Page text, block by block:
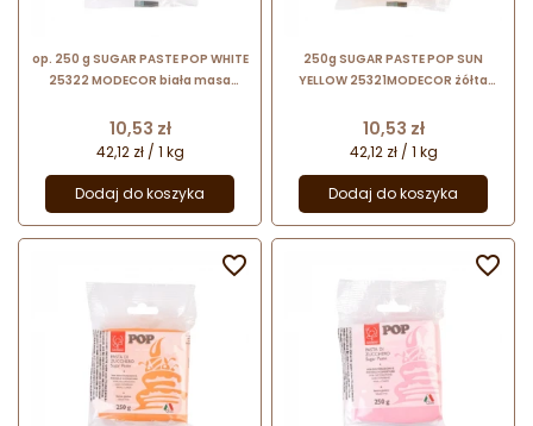
op. 250 g SUGAR PASTE POP WHITE
25322 MODECOR biała masa
Cena
10,53 zł
42,12 zł / 1 kg
Dodaj do koszyka
250g SUGAR PASTE POP SUN
YELLOW 25321MODECOR żółta
Cena
10,53 zł
42,12 zł / 1 kg
Dodaj do koszyka
 